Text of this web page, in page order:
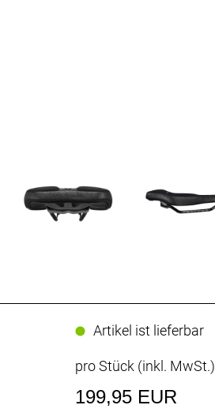
Artikel ist lieferbar
pro Stück (inkl. MwSt.)
199,95 EUR